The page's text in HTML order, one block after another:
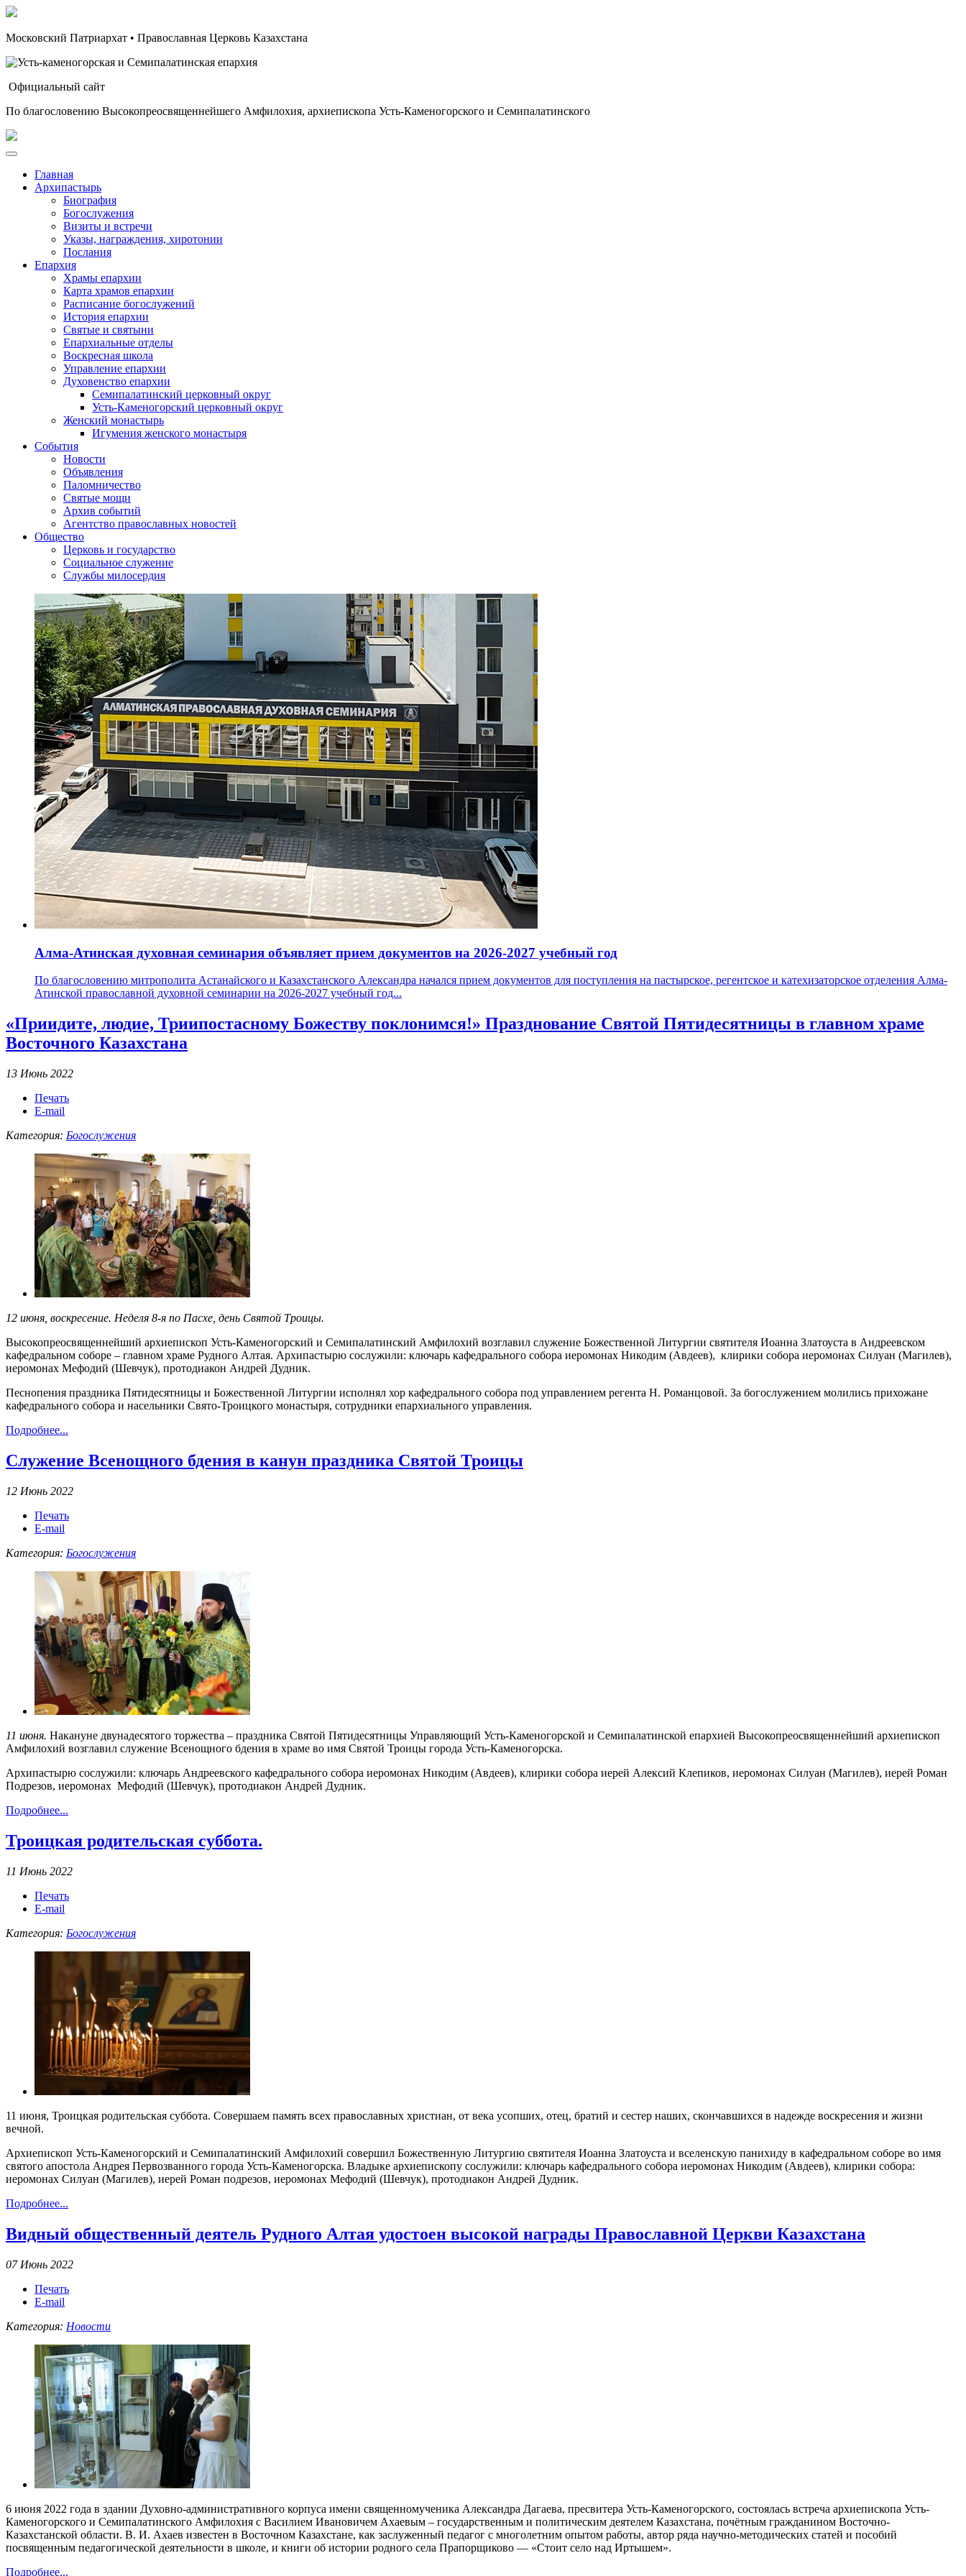
Московский Патриархат • Православная Церковь Казахстана
Официальный сайт
По благословению Высокопреосвященнейшего Амфилохия, архиепископа Усть-Каменогорского и Семипалатинского
Главная
Архипастырь
Биография
Богослужения
Визиты и встречи
Указы, награждения, хиротонии
Послания
Епархия
Храмы епархии
Карта храмов епархии
Расписание богослужений
История епархии
Святые и святыни
Епархиальные отделы
Воскресная школа
Управление епархии
Духовенство епархии
Семипалатинский церковный округ
Усть-Каменогорский церковный округ
Женский монастырь
Игумения женского монастыря
События
Новости
Объявления
Паломничество
Святые мощи
Архив событий
Агентство православных новостей
Общество
Церковь и государство
Социальное служение
Службы милосердия
Алма-Атинская духовная семинария объявляет прием документов на 2026-2027 учебный год
По благословению митрополита Астанайского и Казахстанского Александра начался прием документов для поступления на пастырское, регентское и катехизаторское отделения Алма-
Атинской православной духовной семинарии на 2026-2027 учебный год...
«Приидите, людие, Триипостасному Божеству поклонимся!» Празднование Святой Пятидесятницы в главном храме
Восточного Казахстана
13 Июнь 2022
Печать
E-mail
Категория: Богослужения
12 июня, воскресение. Неделя 8-я по Пасхе, день Святой Троицы.
Высокопреосвященнейший архиепископ Усть-Каменогорский и Семипалатинский Амфилохий возглавил служение Божественной Литургии святителя Иоанна Златоуста в Андреевском
кафедральном соборе – главном храме Рудного Алтая. Архипастырю сослужили: ключарь кафедрального собора иеромонах Никодим (Авдеев), клирики собора иеромонах Силуан (Магилев),
иеромонах Мефодий (Шевчук), протодиакон Андрей Дудник.
Песнопения праздника Пятидесятницы и Божественной Литургии исполнял хор кафедрального собора под управлением регента Н. Романцовой. За богослужением молились прихожане
кафедрального собора и насельники Свято-Троицкого монастыря, сотрудники епархиального управления.
Подробнее...
Служение Всенощного бдения в канун праздника Святой Троицы
12 Июнь 2022
Печать
E-mail
Категория: Богослужения
11 июня. Накануне двунадесятого торжества – праздника Святой Пятидесятницы Управляющий Усть-Каменогорской и Семипалатинской епархией Высокопреосвященнейший архиепископ
Амфилохий возглавил служение Всенощного бдения в храме во имя Святой Троицы города Усть-Каменогорска.
Архипастырю сослужили: ключарь Андреевского кафедрального собора иеромонах Никодим (Авдеев), клирики собора иерей Алексий Клепиков, иеромонах Силуан (Магилев), иерей Роман
Подрезов, иеромонах Мефодий (Шевчук), протодиакон Андрей Дудник.
Подробнее...
Троицкая родительская суббота.
11 Июнь 2022
Печать
E-mail
Категория: Богослужения
11 июня, Троицкая родительская суббота. Совершаем память всех православных христиан, от века усопших, отец, братий и сестер наших, скончавшихся в надежде воскресения и жизни
вечной.
Архиепископ Усть-Каменогорский и Семипалатинский Амфилохий совершил Божественную Литургию святителя Иоанна Златоуста и вселенскую панихиду в кафедральном соборе во имя
святого апостола Андрея Первозванного города Усть-Каменогорска. Владыке архиепископу сослужили: ключарь кафедрального собора иеромонах Никодим (Авдеев), клирики собора:
иеромонах Силуан (Магилев), иерей Роман подрезов, иеромонах Мефодий (Шевчук), протодиакон Андрей Дудник.
Подробнее...
Видный общественный деятель Рудного Алтая удостоен высокой награды Православной Церкви Казахстана
07 Июнь 2022
Печать
E-mail
Категория: Новости
6 июня 2022 года в здании Духовно-административного корпуса имени священномученика Александра Дагаева, пресвитера Усть-Каменогорского, состоялась встреча архиепископа Усть-
Каменогорского и Семипалатинского Амфилохия с Василием Ивановичем Ахаевым – государственным и политическим деятелем Казахстана, почётным гражданином Восточно-
Казахстанской области. В. И. Ахаев известен в Восточном Казахстане, как заслуженный педагог с многолетним опытом работы, автор ряда научно-методических статей и пособий
посвященным педагогической деятельности в школе, и книги об истории родного села Прапорщиково — «Стоит село над Иртышем».
Подробнее...